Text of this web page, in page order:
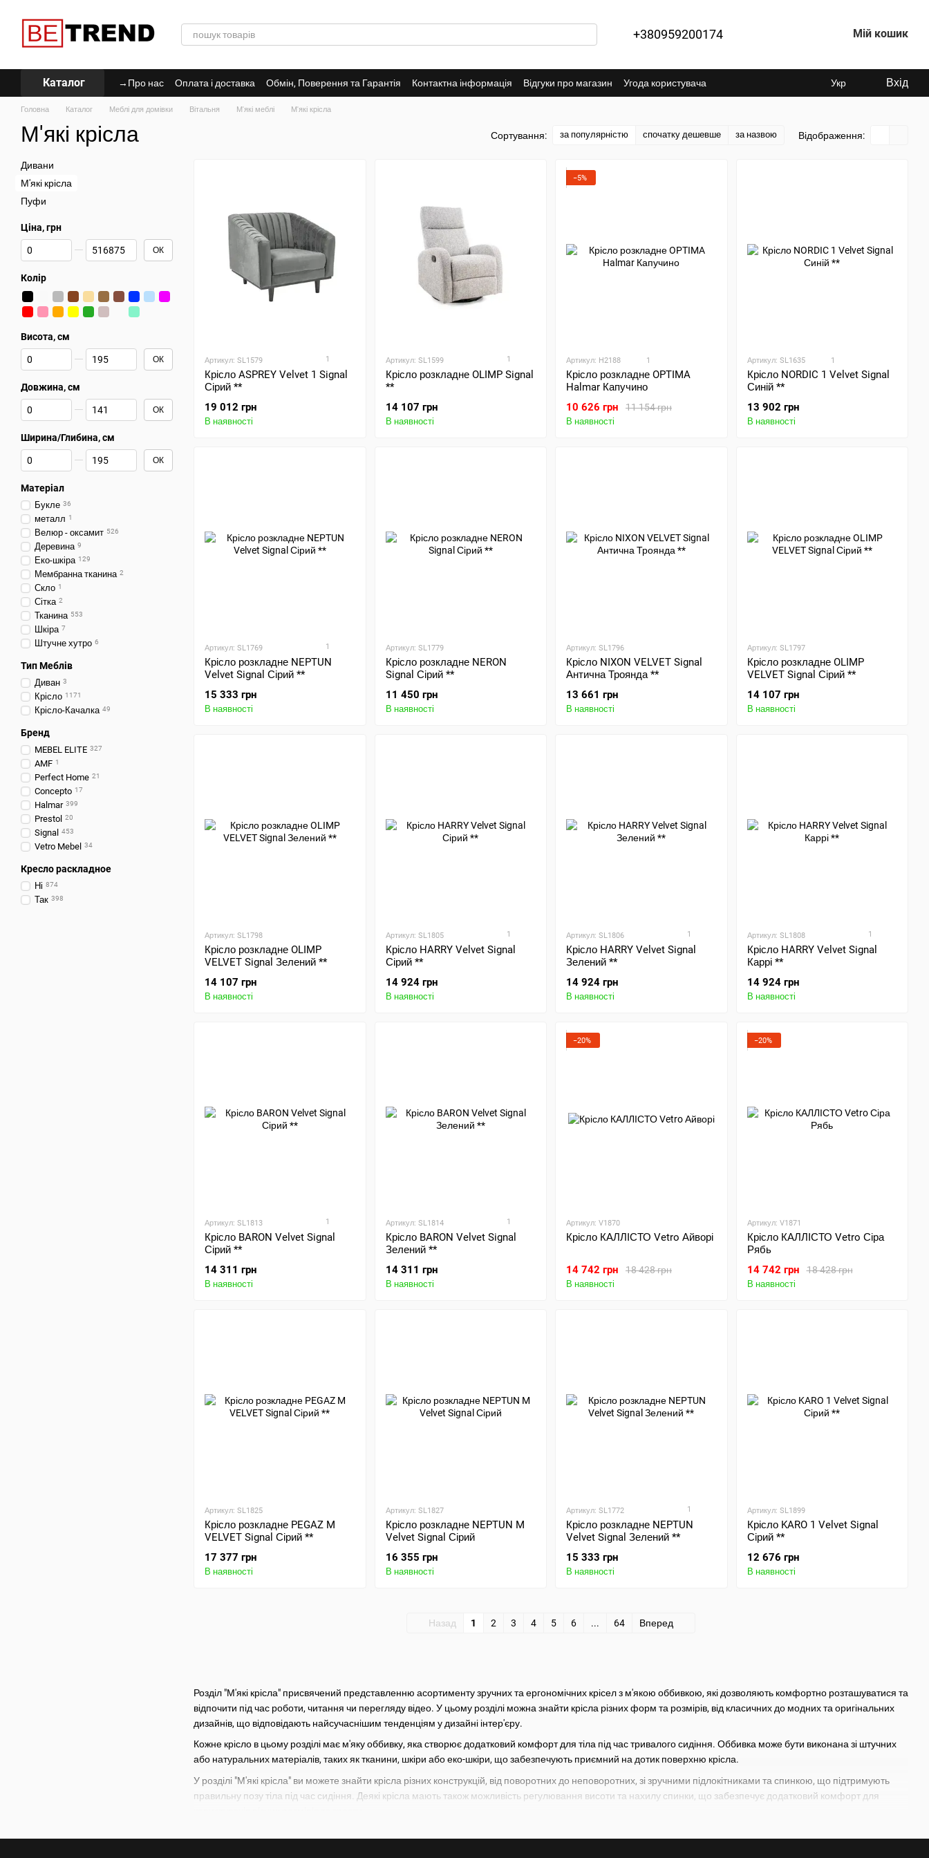
+380959200174 Мій кошик
Каталог →Про нас Оплата і доставка Обмін, Поверення та Гарантія Контактна інформація Відгуки про магазин
Угода користувача
Політика Конфіденційності
Укр Вхід
Головна Каталог Меблі для домівки Вітальня М'які меблі М'які крісла
М'які крісла Сортування: за популярністю спочатку дешевше за назвою Відображення:
Розділ "М'які крісла" присвячений представленню асортименту зручних та ергономічних крісел з м'якою оббивкою, які дозволяють комфортно розташуватися та
відпочити під час роботи, читання чи перегляду відео. У цьому розділі можна знайти крісла різних форм та розмірів, від класичних до модних та оригінальних
дизайнів, що відповідають найсучаснішим тенденціям у дизайні інтер'єру.
Кожне крісло в цьому розділі має м'яку оббивку, яка створює додатковий комфорт для тіла під час тривалого сидіння. Оббивка може бути виконана зі штучних
або натуральних матеріалів, таких як тканини, шкіри або еко-шкіри, що забезпечують приємний на дотик поверхню крісла.
У розділі "М'які крісла" ви можете знайти крісла різних конструкцій, від поворотних до неповоротних, зі зручними підлокітниками та спинкою, що підтримують
правильну позу тіла під час сидіння. Деякі крісла мають також можливість регулювання висоти та нахилу спинки, що забезпечує додатковий комфорт для
Артикул: SL1579 1
Крісло ASPREY Velvet 1 Signal
Сірий **
19 012 грн
В наявності
Артикул: SL1599 1
Крісло розкладне OLIMP Signal
**
14 107 грн
В наявності
−5%
Артикул: H2188 1
Крісло розкладне OPTIMA
Halmar Капучино
11 154 грн
10 626 грн
В наявності
Артикул: SL1635 1
Крісло NORDIC 1 Velvet Signal
Синій **
13 902 грн
В наявності
Артикул: SL1769 1
Крісло розкладне NEPTUN
Velvet Signal Сірий **
15 333 грн
В наявності
Артикул: SL1779
Крісло розкладне NERON
Signal Сірий **
11 450 грн
В наявності
Артикул: SL1796
Крісло NIXON VELVET Signal
Антична Троянда **
13 661 грн
В наявності
Артикул: SL1797
Крісло розкладне OLIMP
VELVET Signal Сірий **
14 107 грн
В наявності
Артикул: SL1798
Крісло розкладне OLIMP
VELVET Signal Зелений **
14 107 грн
В наявності
Артикул: SL1805 1
Крісло HARRY Velvet Signal
Сірий **
14 924 грн
В наявності
Артикул: SL1806 1
Крісло HARRY Velvet Signal
Зелений **
14 924 грн
В наявності
Артикул: SL1808 1
Крісло HARRY Velvet Signal
Каррі **
14 924 грн
В наявності
Артикул: SL1813 1
Крісло BARON Velvet Signal
Сірий **
14 311 грн
В наявності
Артикул: SL1814 1
Крісло BARON Velvet Signal
Зелений **
14 311 грн
В наявності
−20%
Артикул: V1870
Крісло КАЛЛІСТО Vetro Айворі
18 428 грн
14 742 грн
В наявності
−20%
Артикул: V1871
Крісло КАЛЛІСТО Vetro Сіра
Рябь
18 428 грн
14 742 грн
В наявності
Артикул: SL1825
Крісло розкладне PEGAZ M
VELVET Signal Сірий **
17 377 грн
В наявності
Артикул: SL1827
Крісло розкладне NEPTUN M
Velvet Signal Сірий
16 355 грн
В наявності
Артикул: SL1772 1
Крісло розкладне NEPTUN
Velvet Signal Зелений **
15 333 грн
В наявності
Артикул: SL1899
Крісло KARO 1 Velvet Signal
Сірий **
12 676 грн
В наявності
Назад 1 2 3 4 5 6 ... 64 Вперед
Дивани
М'які крісла
Пуфи
Ціна, грн
Від Ціна, грн
До Ціна, грн ОК
Колір
Висота, см
Від Висота, см
До Висота, см ОК
Довжина, см
Від Довжина, см
До Довжина, см ОК
Ширина/Глибина, см
Від Ширина/Глибина, см
До Ширина/Глибина, см ОК
Матеріал
Букле 36
металл 1
Велюр - оксамит 526
Деревина 9
Еко-шкіра 129
Мембранна тканина 2
Скло 1
Сітка 2
Тканина 553
Шкіра 7
Штучне хутро 6
Тип Меблів
Диван 3
Крісло 1171
Крісло-Качалка 49
Бренд
MEBEL ELITE 327
AMF 1
Perfect Home 21
Concepto 17
Halmar 399
Prestol 20
Signal 453
Vetro Mebel 34
Кресло раскладное
Ні 874
Так 398